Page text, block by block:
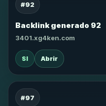
#92
Backlink generado 92
3401.xg4ken.com
SI Abrir
#97